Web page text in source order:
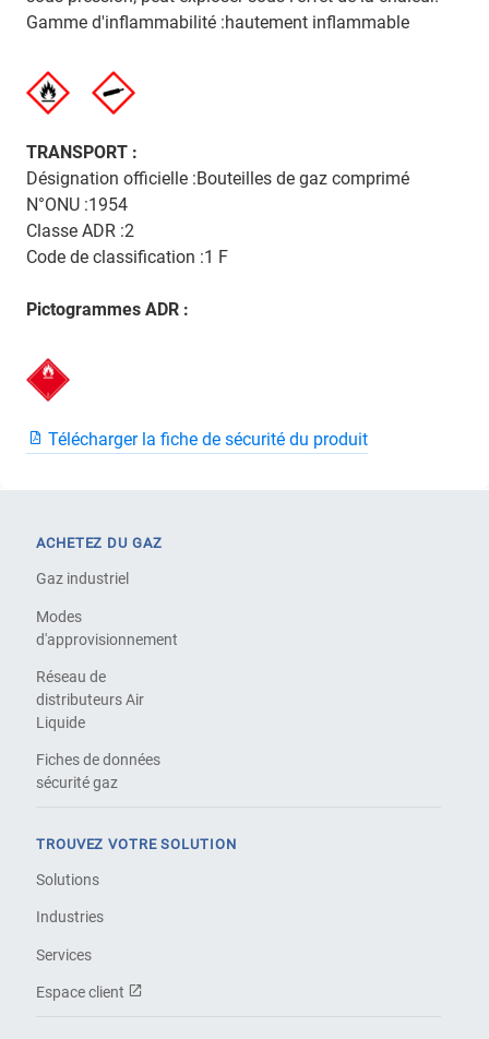
Gamme d'inflammabilité :hautement inflammable
TRANSPORT :
Désignation officielle :Bouteilles de gaz comprimé
N°ONU :1954
Classe ADR :2
Code de classification :1 F
Pictogrammes ADR :
Télécharger la fiche de sécurité du produit
ACHETEZ DU GAZ
Gaz industriel
Modes
d'approvisionnement
Réseau de
distributeurs Air
Liquide
Fiches de données
sécurité gaz
TROUVEZ VOTRE SOLUTION
Solutions
Industries
Services
Espace client